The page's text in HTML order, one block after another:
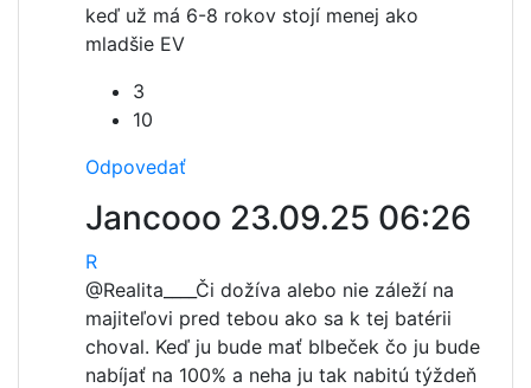
keď už má 6-8 rokov stojí menej ako
mladšie EV
3
10
Odpovedať
Jancooo 23.09.25 06:26
R
@Realita____ Či dožíva alebo nie záleží na
majiteľovi pred tebou ako sa k tej batérii
choval. Keď ju bude mať blbeček čo ju bude
nabíjať na 100% a neha ju tak nabitú týždeň